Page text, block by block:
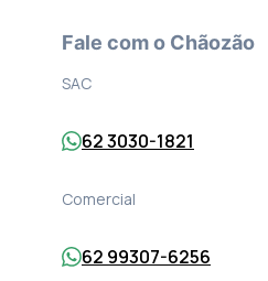
Fale com o Chãozão
SAC
62 3030-1821
Comercial
62 99307-6256